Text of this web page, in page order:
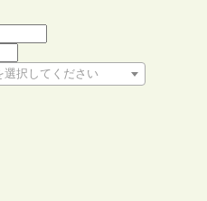
択してください
ださい